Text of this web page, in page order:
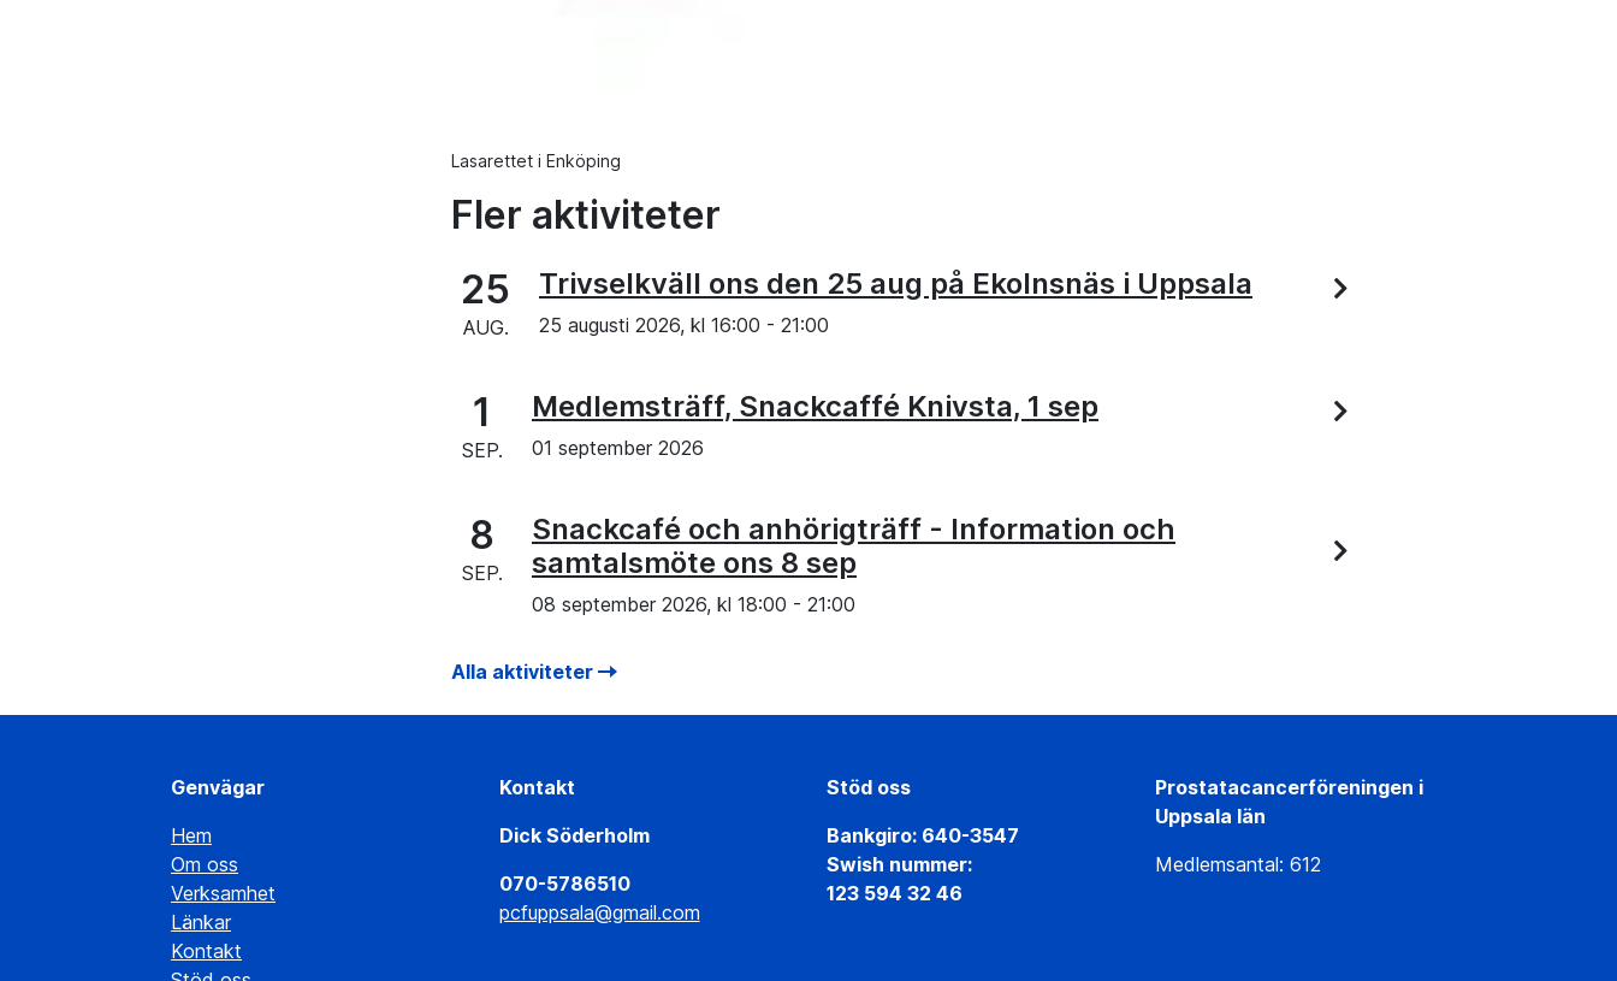
Lasarettet i Enköping
Fler aktiviteter
25
AUG.
Trivselkväll ons den 25 aug på Ekolnsnäs i Uppsala
25 augusti 2026, kl 16:00 - 21:00
1
SEP.
Medlemsträff, Snackcaffé Knivsta, 1 sep
01 september 2026
8
SEP.
Snackcafé och anhörigträff - Information och
samtalsmöte ons 8 sep
08 september 2026, kl 18:00 - 21:00
Alla aktiviteter
Genvägar
Hem
Om oss
Verksamhet
Länkar
Kontakt
Kontakt
Dick Söderholm
070-5786510
pcfuppsala@gmail.com
Stöd oss
Bankgiro: 640-3547
Swish nummer:
123 594 32 46
Prostatacancerföreningen i
Uppsala län
Medlemsantal: 612